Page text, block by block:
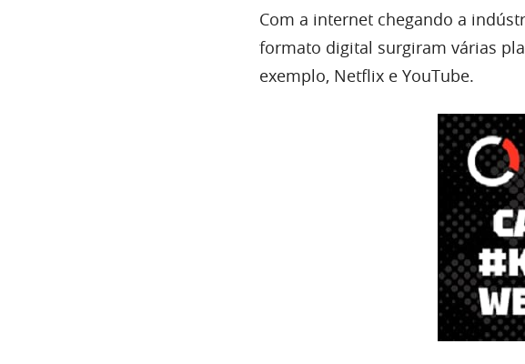
Com a internet chegando a
formato digital surgiram várias
exemplo, Netflix e YouTube.